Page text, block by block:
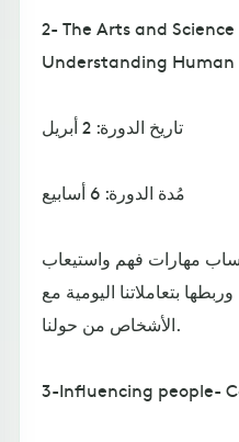
2- The Arts and
Understanding Human
تاريخ الدورة: 2 أبريل
مُدة الدورة: 6 أسابيع
مهارات فهم واستيعاب
وربطها بتعاملاتنا اليومية مع
الأشخاص من حولنا.
3-Influencing people-